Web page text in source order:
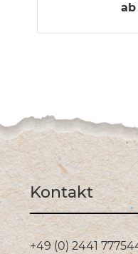
Kontakt
+49 (0) 2441